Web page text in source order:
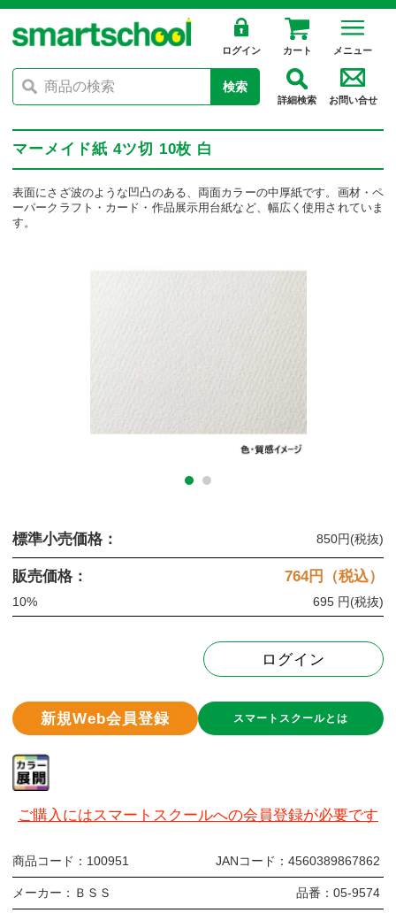
ログイン カート メニュー
検索
詳細検索 お問い合せ
マーメイド紙 4ツ切 10枚 白
表面にさざ波のような凹凸のある、両面カラーの中厚紙です。画材・ペ
ーパークラフト・カード・作品展示用台紙など、幅広く使用されていま
す。
標準小売価格： 850円(税抜)
販売価格： 764円（税込）
10% 695 円(税抜)
ログイン
新規Web会員登録 スマートスクールとは
ご購入にはスマートスクールへの会員登録が必要です
商品コード： 100951 JANコード： 4560389867862
メーカー： ＢＳＳ 品番： 05-9574